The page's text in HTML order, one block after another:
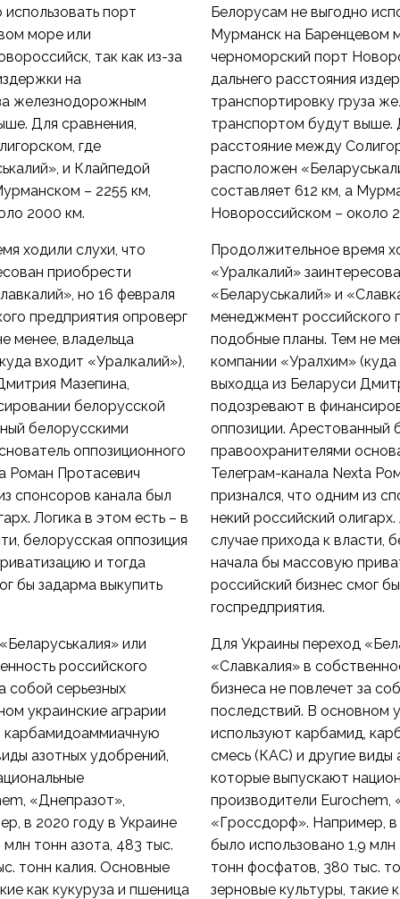
порт
море или
так как из-за
на
железнодорожным
Для сравнения,
где
и Клайпедой
– 2255 км,
2000 км.
ходили слухи, что
приобрести
но 16 февраля
предприятия опроверг
менее, владельца
входит «Уралкалий»),
Мазепина,
белорусской
белорусскими
оппозиционного
Роман Протасевич
спонсоров канала был
Логика в этом есть – в
белорусская оппозиция
и тогда
бы задарма выкупить
или
российского
собой серьезных
украинские аграрии
карбамидоаммиачную
азотных удобрений,
«Днепразот»,
в 2020 году в Украине
тонн азота, 483 тыс.
тонн калия. Основные
как кукуруза и пшеница
Белорусам не выгодно
Мурманск на Баренцевом
черноморский порт
дальнего расстояния
транспортировку груза
транспортом будут выше.
расстояние между
расположен
составляет 612 км, а
Новороссийском – около
Продолжительное время
«Уралкалий»
«Беларуськалий» и
менеджмент российского
подобные планы. Тем не
компании «Уралхим»
выходца из Беларуси
подозревают в
оппозиции. Арестованный
правоохранителями
Телеграм-канала Nexta
признался, что одним из
некий российский
случае прихода к власти,
начала бы массовую
российский бизнес смог
госпредприятия.
Для Украины переход
«Славкалия» в
бизнеса не повлечет за
последствий. В основном
используют карбамид,
смесь (КАС) и другие виды
которые выпускают
производители Eurochem,
«Гроссдорф». Например, в
было использовано 1,9
тонн фосфатов, 380 тыс.
зерновые культуры, такие